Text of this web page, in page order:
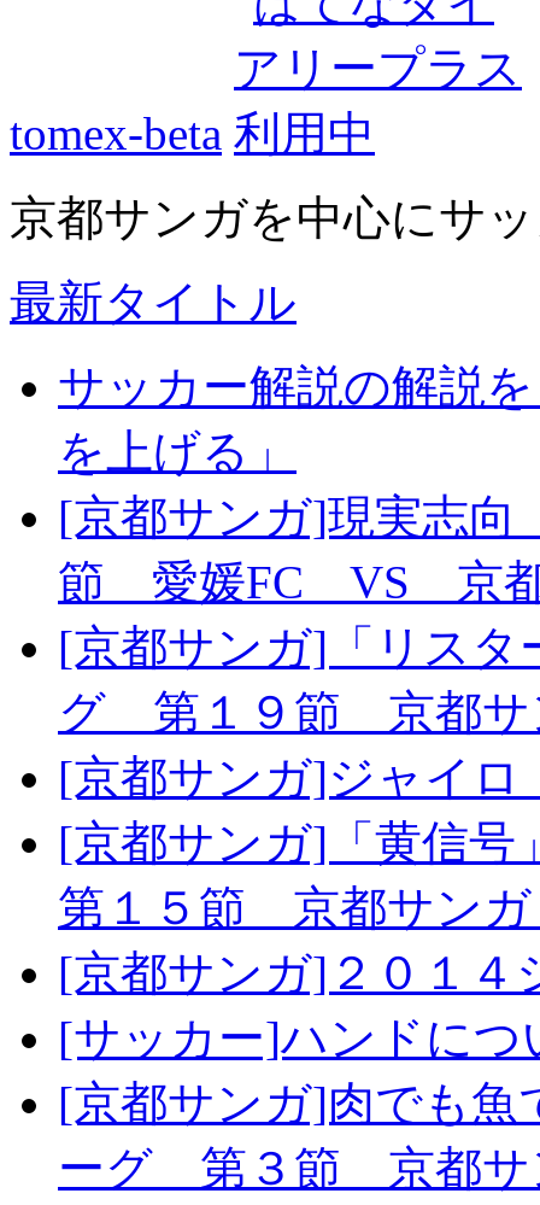
tomex-beta
京都サンガを中心にサ
最新タイトル
サッカー解説の解説
を上げる」
[京都サンガ]現実志
節 愛媛FC VS 京
[京都サンガ]「リス
グ 第１９節 京都
[京都サンガ]ジャイ
[京都サンガ]「黄信
第１５節 京都サン
[京都サンガ]２０１
[サッカー]ハンドにつ
[京都サンガ]肉でも
ーグ 第３節 京都